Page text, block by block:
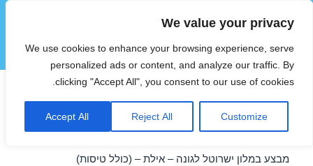
We value your privacy
We use cookies to enhance your browsing experience, serve
personalized ads or content, and analyze our traffic. By
clicking "Accept All", you consent to our use of cookies.
Customize
Reject All
Accept All
הוטצימר
תפריטים
ווידג'טים
חופשה במלון ישרוטל לגונה –
אילת 01/02/2018
מבצע במלון ישרוטל לגונה – אילת – (כולל טיסות)